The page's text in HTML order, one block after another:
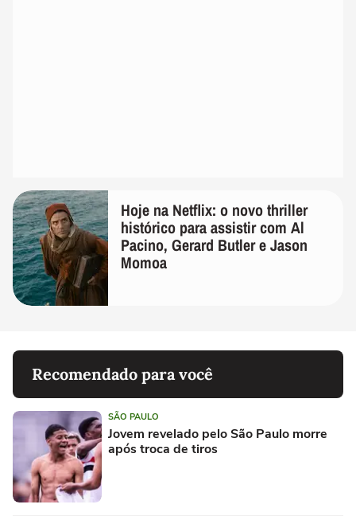
Hoje na Netflix: o novo thriller
histórico para assistir com Al
Pacino, Gerard Butler e Jason
Momoa
Recomendado para você
SÃO PAULO
Jovem revelado pelo São Paulo morre
após troca de tiros